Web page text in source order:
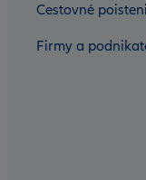
Cestovné
Firmy a